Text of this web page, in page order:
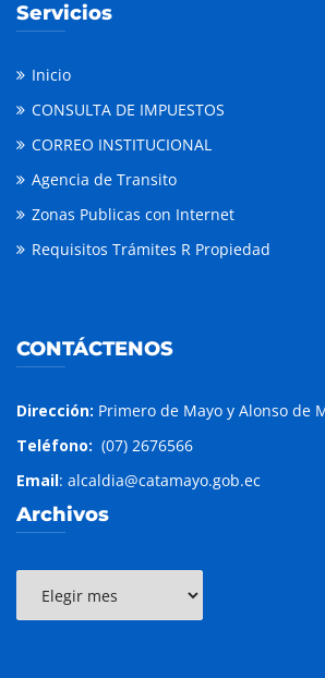
Servicios
Inicio
CONSULTA DE IMPUESTOS
CORREO INSTITUCIONAL
Agencia de Transito
Zonas Publicas con Internet
Requisitos Trámites R Propiedad
CONTÁCTENOS
Dirección: Primero de Mayo y Alonso de
Teléfono: (07) 2676566
Email: alcaldia@catamayo.gob.ec
Archivos